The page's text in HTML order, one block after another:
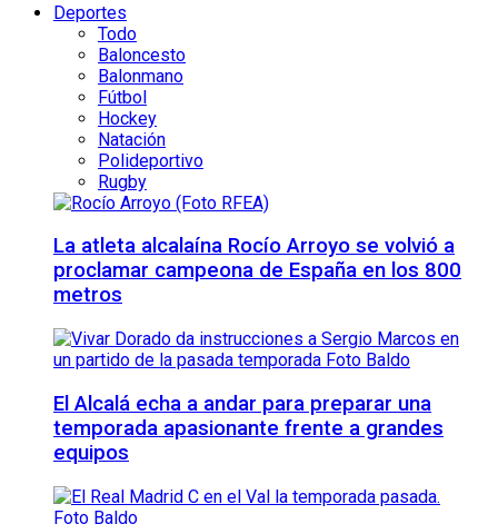
Deportes
Todo
Baloncesto
Balonmano
Fútbol
Hockey
Natación
Polideportivo
Rugby
La atleta alcalaína Rocío Arroyo se volvió a
proclamar campeona de España en los 800
metros
El Alcalá echa a andar para preparar una
temporada apasionante frente a grandes
equipos